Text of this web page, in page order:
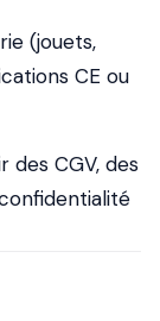
(jouets,
CE ou
des CGV, des